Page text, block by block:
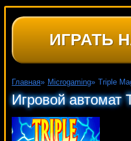
ИГРАТЬ
Главная» Microgaming» Triple
Игровой автомат